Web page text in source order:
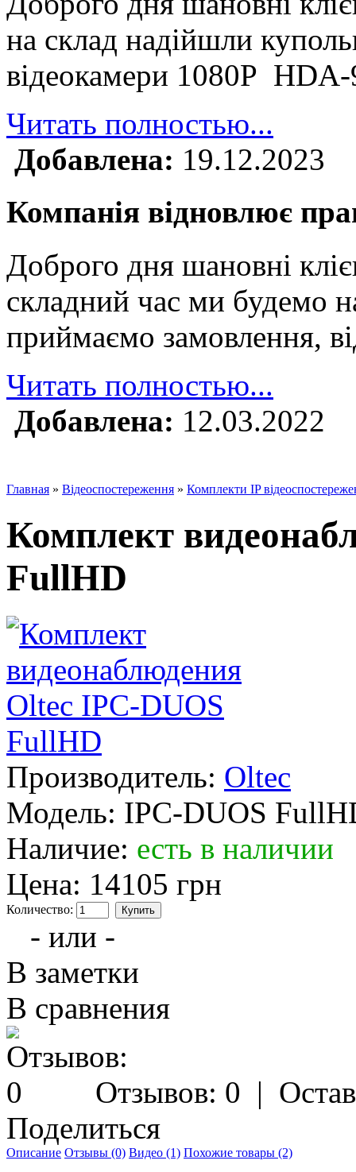
на склад надійшли
відеокамери 1080P
Читать полностью...
Добавлена: 19.12.2023
Компанія відновлює
Доброго дня шановні
складний час ми будемо
приймаємо замовлення,
Читать полностью...
Добавлена: 12.03.2022
Главная » Відеоспостереження » Комплекти IP
Комплект
FullHD
Производитель: Oltec
Модель: IPC-DUOS
Наличие: есть в наличии
Цена: 14105 грн
Количество:
- или -
В заметки
В сравнения
Отзывов: 0 |
Поделиться
Описание Отзывы (0) Видео (1) Похожие товары (2)